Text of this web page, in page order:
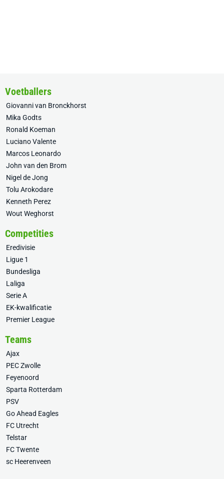
Voetballers
Giovanni van Bronckhorst
Mika Godts
Ronald Koeman
Luciano Valente
Marcos Leonardo
John van den Brom
Nigel de Jong
Tolu Arokodare
Kenneth Perez
Wout Weghorst
Competities
Eredivisie
Ligue 1
Bundesliga
Laliga
Serie A
EK-kwalificatie
Premier League
Teams
Ajax
PEC Zwolle
Feyenoord
Sparta Rotterdam
PSV
Go Ahead Eagles
FC Utrecht
Telstar
FC Twente
sc Heerenveen